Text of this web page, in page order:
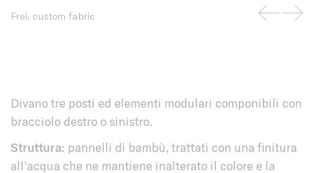
Frei, custom fabric
Divano tre posti ed elementi modulari componibili con
bracciolo destro o sinistro.
Struttura: pannelli di bambù, trattati con una finitura
all’acqua che ne mantiene inalterato il colore e la